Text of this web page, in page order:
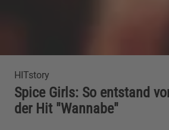
HITstory
Spice Girls: So entstand
der Hit "Wannabe"